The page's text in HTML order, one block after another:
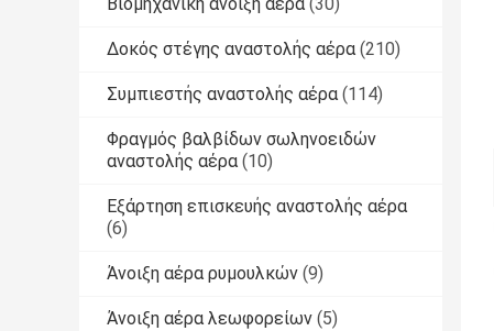
Δοκός στέγης αναστολής αέρα (210)
Συμπιεστής αναστολής αέρα (114)
Φραγμός βαλβίδων σωληνοειδών
αναστολής αέρα (10)
Εξάρτηση επισκευής αναστολής αέρα
(6)
Άνοιξη αέρα ρυμουλκών (9)
Άνοιξη αέρα λεωφορείων (5)